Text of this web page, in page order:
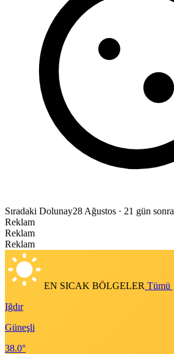
Sıradaki Dolunay28 Ağustos · 21 gün sonra
Reklam
Reklam
Reklam
EN SICAK BÖLGELER Tümü
Iğdır
Güneşli
38.0°